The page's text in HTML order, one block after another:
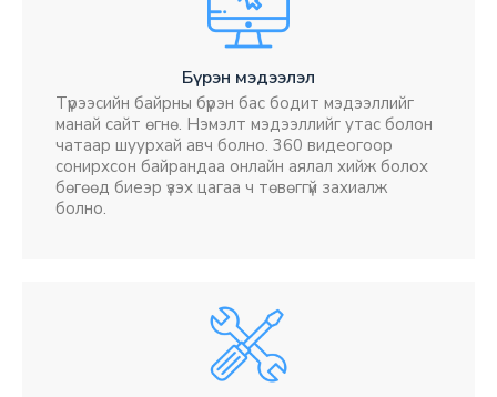
Бүрэн мэдээлэл
Түрээсийн байрны бүрэн бас бодит мэдээллийг
манай сайт өгнө. Нэмэлт мэдээллийг утас болон
чатаар шуурхай авч болно. 360 видеогоор
сонирхсон байрандаа онлайн аялал хийж болох
бөгөөд биеэр үзэх цагаа ч төвөггүй захиалж
болно.